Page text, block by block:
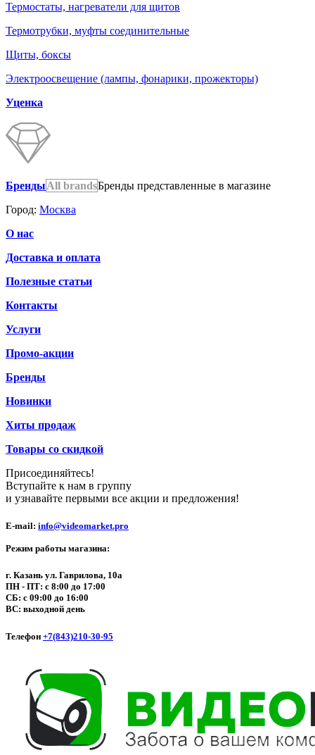
Термостаты, нагреватели для щитов
Термотрубки, муфты соединительные
Щиты, боксы
Электроосвещение (лампы, фонарики, прожекторы)
Уценка
БрендыAll brandsБренды представленные в магазине
Город: Москва
О нас
Доставка и оплата
Полезные статьи
Контакты
Услуги
Промо-акции
Бренды
Новинки
Хиты продаж
Товары со скидкой
Присоединяйтесь!
Вступайте к нам в группу
и узнавайте первыми все акции и предложения!
E-mail: info@videomarket.pro
Режим работы магазина:
г. Казань ул. Гаврилова, 10а
ПН - ПТ: с 8:00 до 17:00
СБ: с 09:00 до 16:00
ВС: выходной день
Телефон +7(843)210-30-95